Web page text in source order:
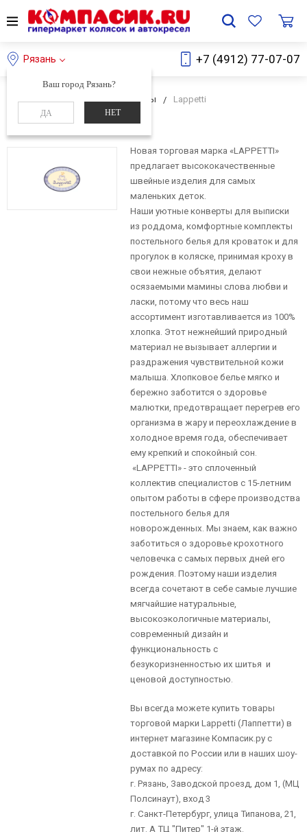
Рязань
Ваш город Рязань?
ДА НЕТ
+7 (4912) 77-07-07
Главная О компании Бренды Lappetti
Lappetti
Новая торговая марка «LAPPETTI»
предлагает высококачественные
швейные изделия для самых
маленьких деток.
Наши уютные конверты для выписки
из роддома, комфортные комплекты
постельного белья для кроваток и для
прогулок в коляске, принимая кроху в
свои нежные объятия, делают
осязаемыми мамины слова любви и
ласки, потому что весь наш
ассортимент изготавливается из 100%
хлопка. Этот нежнейший природный
материал не вызывает аллергии и
раздражения чувствительной кожи
малыша. Хлопковое белье мягко и
бережно заботится о здоровье
малютки, предотвращает перегрев его
организма в жару и переохлаждение в
холодное время года, обеспечивает
ему крепкий и спокойный сон.
«LAPPETTI» - это сплоченный
коллектив специалистов с 15-летним
опытом работы в сфере производства
постельного белья для
новорожденных. Мы знаем, как важно
заботиться о здоровье крохотного
человечка с самых первых дней его
рождения. Поэтому наши изделия
всегда сочетают в себе самые лучшие
мягчайшие натуральные,
высокоэкологичные материалы,
современный дизайн и
функциональность с
безукоризненностью их шитья и
ценовой доступностью.
Вы всегда можете купить товары
торговой марки Lappetti (Лаппетти) в
интернет магазине Компасик.ру с
доставкой по России или в наших шоу-
румах по адресу:
г. Рязань, Заводской проезд, дом 1, (МЦ
Полсинаут), вход 3
г. Санкт-Петербург, улица Типанова, 21,
лит. А ТЦ "Питер" 1-й этаж.